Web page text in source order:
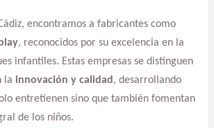
encontramos a fabricantes como
, reconocidos por su excelencia en la
infantiles. Estas empresas se distinguen
la innovación y calidad , desarrollando
entretienen sino que también fomentan
de los niños.